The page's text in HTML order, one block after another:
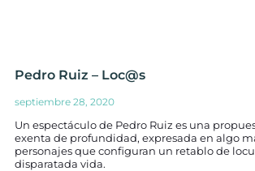
Pedro Ruiz – Loc@s
septiembre 28, 2020
Un espectáculo de Pedro Ruiz es una
exenta de profundidad, expresada en algo
personajes que configuran un retablo de
disparatada vida.